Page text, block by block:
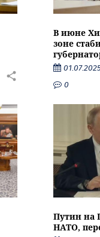
В июне
зоне
0
Путин на
НАТО,